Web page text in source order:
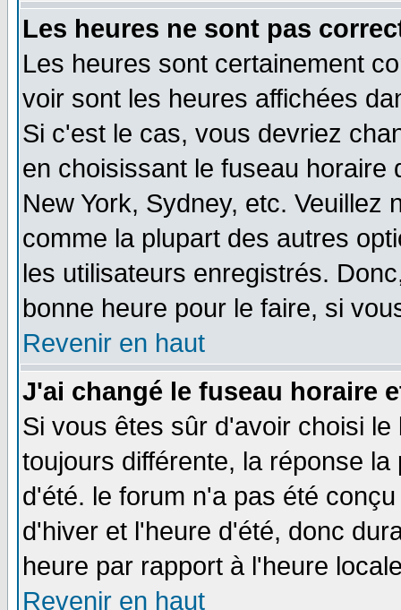
Les heures ne sont pas
Les heures sont certainement
voir sont les heures affichées
Si c'est le cas, vous devriez
en choisissant le fuseau
New York, Sydney, etc. Veuillez
comme la plupart des autres
les utilisateurs enregistrés.
bonne heure pour le faire, si
Revenir en haut
J'ai changé le fuseau horaire
Si vous êtes sûr d'avoir choisi
toujours différente, la réponse
d'été. le forum n'a pas été
d'hiver et l'heure d'été, donc
heure par rapport à l'heure
Revenir en haut